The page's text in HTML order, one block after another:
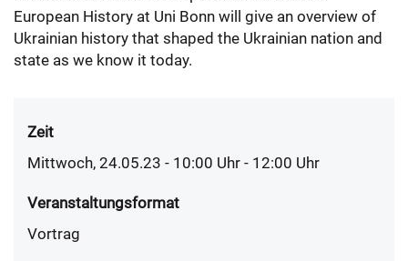
European History at Uni Bonn will give an overview of
Ukrainian history that shaped the Ukrainian nation and
state as we know it today.
Zeit
Mittwoch, 24.05.23 - 10:00 Uhr - 12:00 Uhr
Veranstaltungsformat
Vortrag